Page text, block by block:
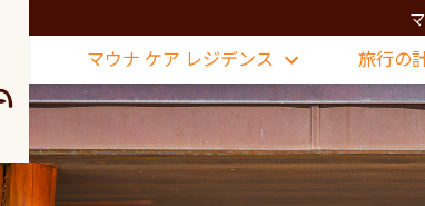
マウナ ケア レジデンス 旅行の